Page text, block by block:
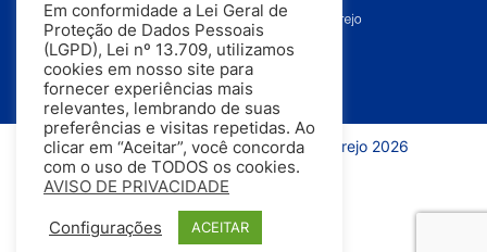
Todos os direitos reservados | InfoVarejo 2026
Em conformidade a Lei Geral de
Proteção de Dados Pessoais
(LGPD), Lei nº 13.709, utilizamos
cookies em nosso site para
fornecer experiências mais
relevantes, lembrando de suas
preferências e visitas repetidas. Ao
clicar em “Aceitar”, você concorda
com o uso de TODOS os cookies.
AVISO DE PRIVACIDADE
Configurações ACEITAR